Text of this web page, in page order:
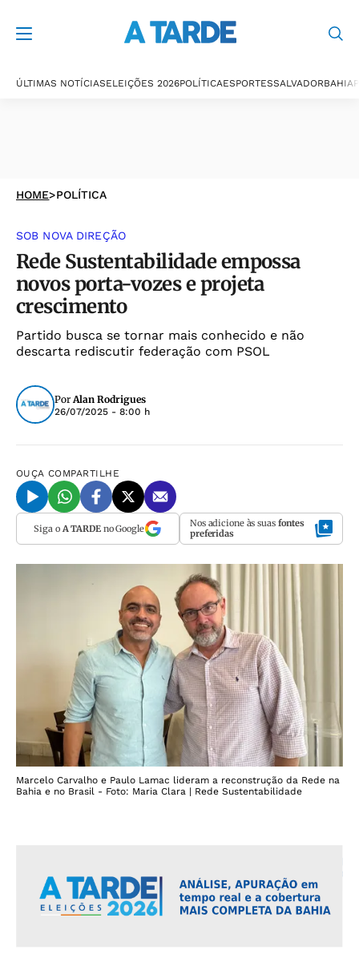
ÚLTIMAS NOTÍCIASELEIÇÕES 2026POLÍTICAESPORTESSALVADORBAHIA
HOME>POLÍTICA
SOB NOVA DIREÇÃO
Rede Sustentabilidade empossa
novos porta-vozes e projeta
crescimento
Partido busca se tornar mais conhecido e não
descarta rediscutir federação com PSOL
PorAlan Rodrigues
26/07/2025 - 8:00 h
OUÇA COMPARTILHE
Siga o A TARDEno Google Nos adicione às suas fontes
preferidas
Marcelo Carvalho e Paulo Lamac lideram a reconstrução da Rede na
Bahia e no Brasil - Foto: Maria Clara | Rede Sustentabilidade